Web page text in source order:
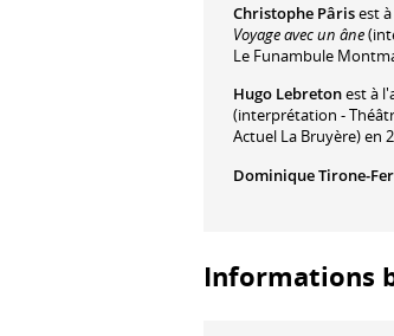
Christophe Pârisest
Voyage avec un âne
Le Funambule
Hugo Lebretonest à
(interprétation -
Actuel La Bruyère) en
Dominique Tirone-
Informations